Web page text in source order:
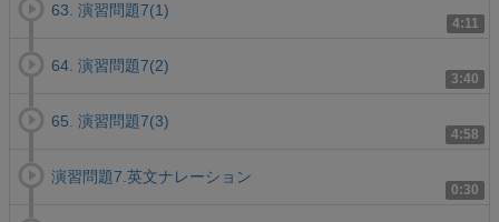
4:11
63. 演習問題7(1)
3:40
64. 演習問題7(2)
4:58
65. 演習問題7(3)
0:30
演習問題7.英文ナレーション